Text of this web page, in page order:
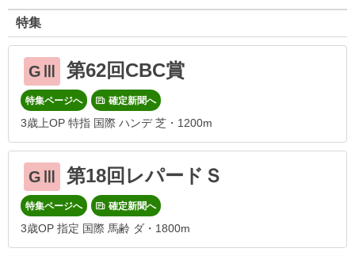
特集
GⅢ 第62回CBC賞
特集ページへ 確定新聞へ
3歳上OP 特指 国際 ハンデ 芝・1200m
GⅢ 第18回レパードＳ
特集ページへ 確定新聞へ
3歳OP 指定 国際 馬齢 ダ・1800m